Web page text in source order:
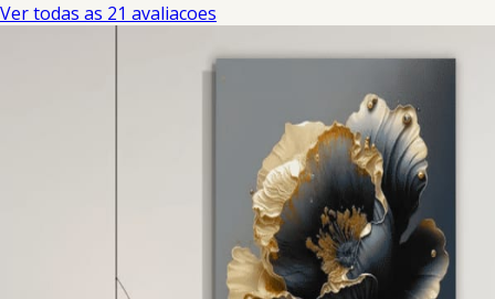
Ver todas as 21 avaliacoes